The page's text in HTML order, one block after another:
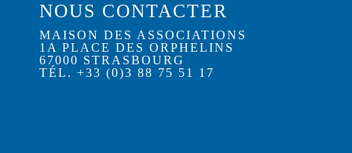
NOUS CONTACTER
MAISON DES ASSOCIATIONS
1A PLACE DES ORPHELINS
67000 STRASBOURG
TÉL. +33 (0)3 88 75 51 17